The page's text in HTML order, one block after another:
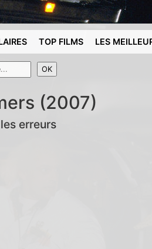
TOP FILMS LES
(2007)
erreurs